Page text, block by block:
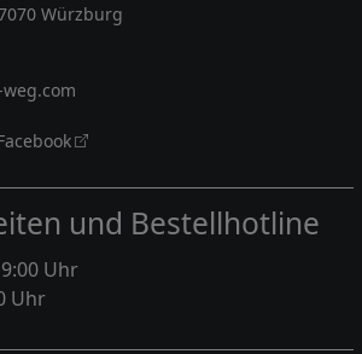
Würzburg
und Bestellhotline
Uhr
Uhr